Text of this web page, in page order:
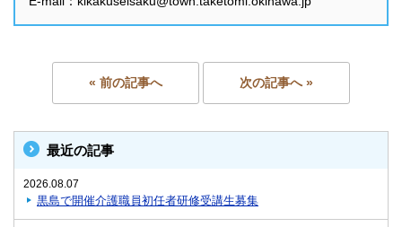
« 前の記事へ 次の記事へ »
最近の記事
2026.08.07
黒島で開催介護職員初任者研修受講生募集